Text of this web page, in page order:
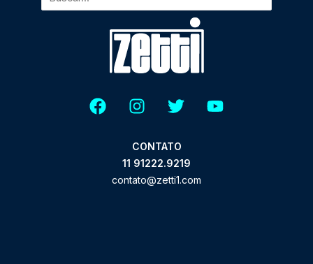
CONTATO
11 91222.9219
contato@zetti1.com